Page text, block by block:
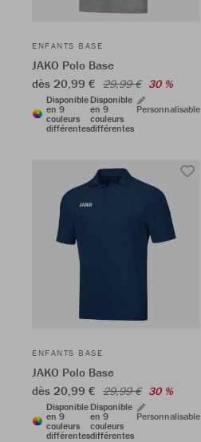
ENFANTS BASE
JAKO Polo Base
dès 20,99 € 29,99 € 30 %
Disponible
en 9
couleurs
différentes
Disponible
en 9
couleurs
différentes
Personnalisable
ENFANTS BASE
JAKO Polo Base
dès 20,99 € 29,99 € 30 %
Disponible
en 9
couleurs
différentes
Disponible
en 9
couleurs
différentes
Personnalisable